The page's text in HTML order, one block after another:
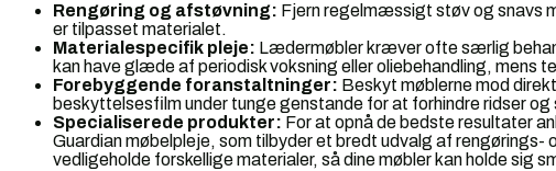
Rengøring og afstøvning: Fjern regelmæssigt støv og snavs
er tilpasset materialet.
Materialespecifik pleje: Lædermøbler kræver ofte særlig
kan have glæde af periodisk voksning eller oliebehandling, mens
Forebyggende foranstaltninger: Beskyt møblerne mod
beskyttelsesfilm under tunge genstande for at forhindre ridser og
Specialiserede produkter: For at opnå de bedste resultater
Guardian møbelpleje, som tilbyder et bredt udvalg af
vedligeholde forskellige materialer, så dine møbler kan holde sig